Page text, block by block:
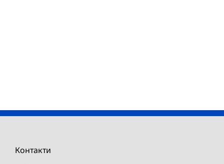
Контакти